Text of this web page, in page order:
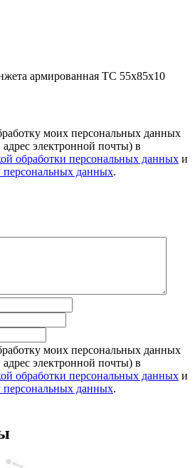
армированная TC 55х85х10
моих персональных данных
электронной почты) в
обработки персональных данных и
персональных данных.
моих персональных данных
электронной почты) в
обработки персональных данных и
персональных данных.